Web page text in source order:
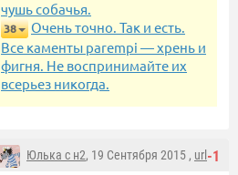
чушь собачья.
38
Очень точно. Так и есть.
Все каменты parempi — хрень и
фигня. Не воспринимайте их
всерьез никогда.
-1
Юлька с н2, 19 Сентября 2015 , url